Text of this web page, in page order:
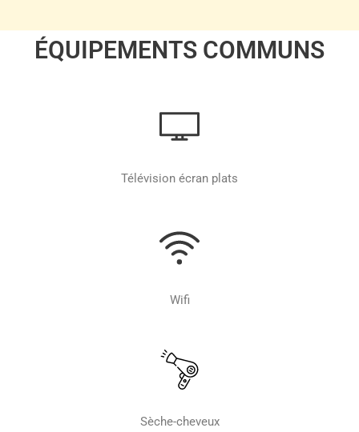
ÉQUIPEMENTS COMMUNS
Télévision écran plats
Wifi
Sèche-cheveux